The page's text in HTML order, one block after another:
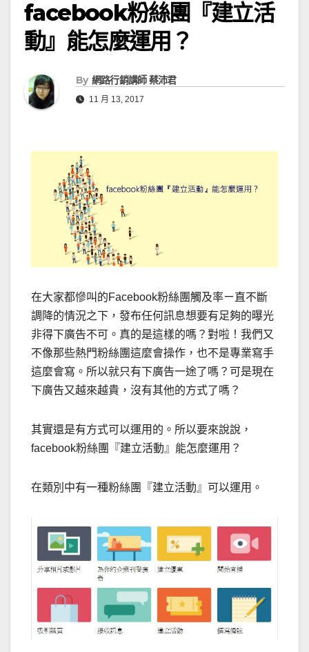
facebook粉絲團『建立活
動』能怎麼運用？
By 網路行銷講師 蔡沛君
11 月 13, 2017
在大家都慘叫的Facebook粉絲團觸及率ㄧ直不斷
調降的情況之下，發布任何訊息想要有足夠的曝光
非得下廣告不可。真的是這樣的嗎？對啦！我們又
不像那些熱門粉絲團這麼會操作，也不是專業寫手
這麼會寫。所以就只有下廣告一途了嗎？可是現在
下廣告又越來越貴，沒有其他的方式了嗎？
其實還是有方式可以運用的。所以要來說說，
facebook粉絲團『建立活動』能怎麼運用？
在類別中有一種粉絲團『建立活動』可以運用。